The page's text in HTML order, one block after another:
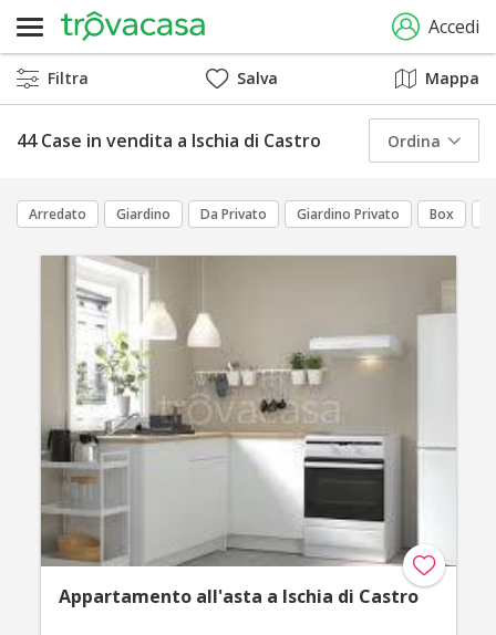
Accedi
Filtra Salva Mappa
44 Case in vendita a Ischia di Castro Ordina
Arredato Giardino Da Privato Giardino Privato Box
Appartamento all'asta a Ischia di Castro